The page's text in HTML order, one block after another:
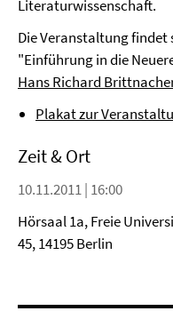
Literaturwissenschaft.
Die Veranstaltung
"Einführung in die
Hans Richard
Plakat zur
Zeit & Ort
10.11.2011 | 16:00
Hörsaal 1a, Freie
45, 14195 Berlin